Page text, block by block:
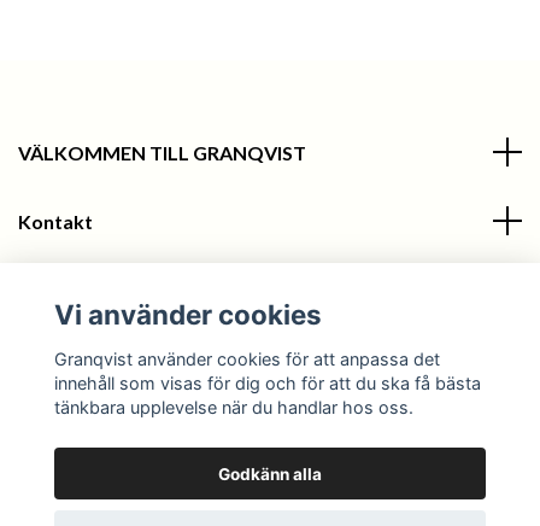
VÄLKOMMEN TILL GRANQVIST
Kontakt
Sociala medier
Vi använder cookies
Granqvist använder cookies för att anpassa det
innehåll som visas för dig och för att du ska få bästa
tänkbara upplevelse när du handlar hos oss.
Godkänn alla